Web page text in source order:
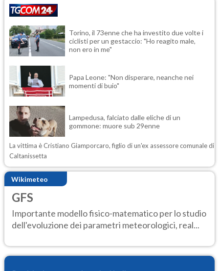
Torino, il 73enne che ha investito due volte i
ciclisti per un gestaccio: "Ho reagito male,
non ero in me"
Papa Leone: "Non disperare, neanche nei
momenti di buio"
Lampedusa, falciato dalle eliche di un
gommone: muore sub 29enne
La vittima è Cristiano Giamporcaro, figlio di un'ex assessore comunale di
Caltanissetta
Wikimeteo
GFS
Importante modello fisico-matematico per lo studio
dell'evoluzione dei parametri meteorologici, real...